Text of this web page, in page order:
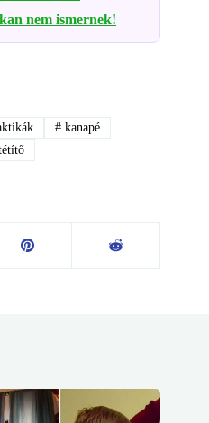
nem ismernek!
# kanapé